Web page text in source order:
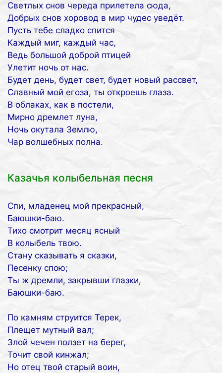
Светлых снов череда прилетела сюда,
Добрых снов хоровод в мир чудес уведёт.
Пусть тебе сладко спится
Каждый миг, каждый час,
Ведь большой доброй птицей
Улетит ночь от нас.
Будет день, будет свет, будет новый рассвет,
Славный мой егоза, ты откроешь глаза.
В облаках, как в постели,
Мирно дремлет луна,
Ночь окутала Землю,
Чар волшебных полна.
Казачья колыбельная песня
Спи, младенец мой прекрасный,
Баюшки-баю.
Тихо смотрит месяц ясный
В колыбель твою.
Стану сказывать я сказки,
Песенку спою;
Ты ж дремли, закрывши глазки,
Баюшки-баю.
По камням струится Терек,
Плещет мутный вал;
Злой чечен ползет на берег,
Точит свой кинжал;
Но отец твой старый воин,